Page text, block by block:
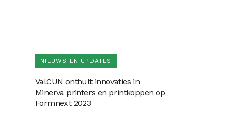
NIEUWS EN UPDATES
ValCUN onthult innovaties in
Minerva printers en printkoppen op
Formnext 2023